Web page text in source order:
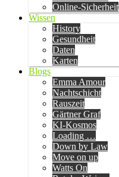
Online-Sicherheit
Wissen
History
Gesundheit
Daten
Karten
Blogs
Emma Amour
Nachtschicht
Rauszeit
Gärtner Graf
KI-Kosmos
Loading …
Down by Law
Move on up
Watts On